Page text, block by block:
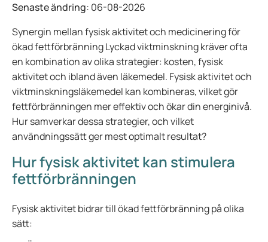
Senaste ändring: 06-08-2026
Synergin mellan fysisk aktivitet och medicinering för
ökad fettförbränning Lyckad viktminskning kräver ofta
en kombination av olika strategier: kosten, fysisk
aktivitet och ibland även läkemedel. Fysisk aktivitet och
viktminskningsläkemedel kan kombineras, vilket gör
fettförbränningen mer effektiv och ökar din energinivå.
Hur samverkar dessa strategier, och vilket
användningssätt ger mest optimalt resultat?
Hur fysisk aktivitet kan stimulera
fettförbränningen
Fysisk aktivitet bidrar till ökad fettförbränning på olika
sätt: